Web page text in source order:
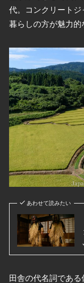
代。コンクリート
暮らしの方が魅力的
あわせて読みたい
田舎の代名詞であ